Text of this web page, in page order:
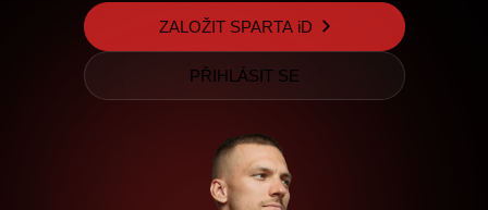
ZALOŽIT SPARTA iD
PŘIHLÁSIT SE